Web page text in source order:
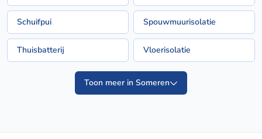
Schuifpui Spouwmuurisolatie
Thuisbatterij Vloerisolatie
Toon meer in Someren